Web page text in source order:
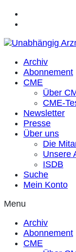
Archiv
Abonnement
CME
Über
CME-
Newsletter
Presse
Über uns
Die
Unsere
ISDB
Suche
Mein Konto
Menu
Archiv
Abonnement
CME